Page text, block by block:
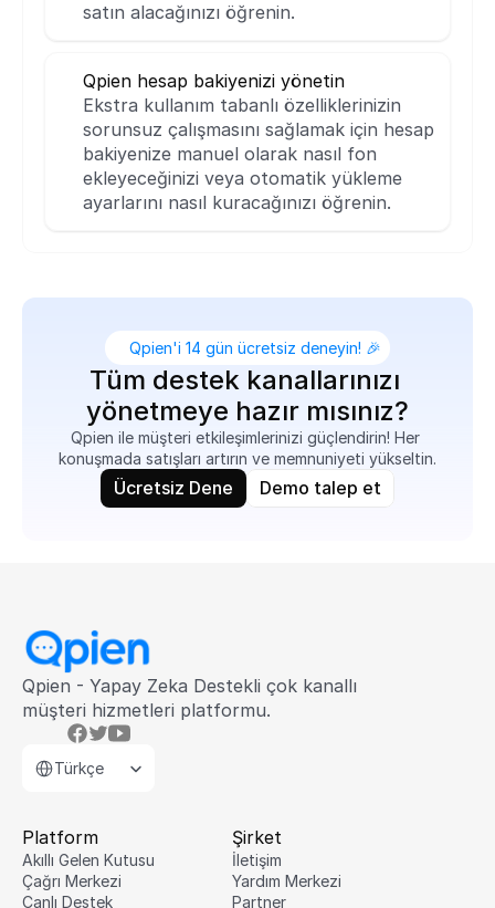
satın alacağınızı öğrenin.
Qpien hesap bakiyenizi yönetin
Ekstra kullanım tabanlı özelliklerinizin
sorunsuz çalışmasını sağlamak için hesap
bakiyenize manuel olarak nasıl fon
ekleyeceğinizi veya otomatik yükleme
ayarlarını nasıl kuracağınızı öğrenin.
Qpien'i 14 gün ücretsiz deneyin! 🎉
Tüm destek kanallarınızı
yönetmeye hazır mısınız?
Qpien ile müşteri etkileşimlerinizi güçlendirin! Her
konuşmada satışları artırın ve memnuniyeti yükseltin.
Ücretsiz Dene Demo talep et
Qpien - Yapay Zeka Destekli çok kanallı
müşteri hizmetleri platformu.
Türkçe
Platform
Akıllı Gelen Kutusu
Çağrı Merkezi
Canlı Destek
Şirket
İletişim
Yardım Merkezi
Partner